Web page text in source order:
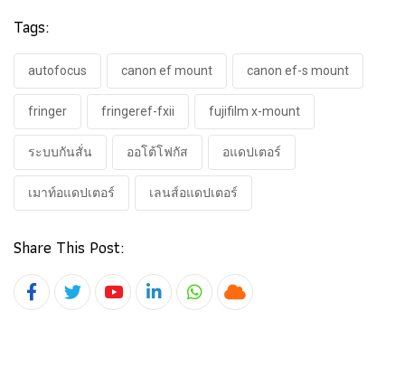
Tags:
autofocus canon ef mount canon ef-s mount
fringer fringeref-fxii fujifilm x-mount
ระบบกันสั่น ออโต้โฟกัส อแดปเตอร์
เมาท์อแดปเตอร์ เลนส์อแดปเตอร์
Share This Post:
YoutubeLinkedInWhatsapp
Cloud